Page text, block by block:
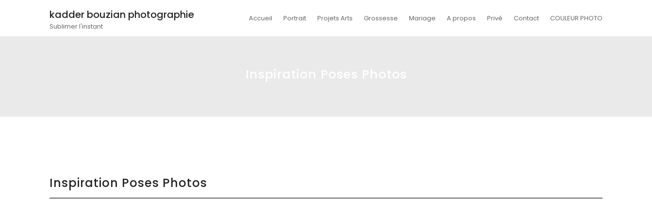
kadder bouzian photographie
Sublimer l'instant
Accueil Portrait Projets Arts Grossesse Mariage A propos Privé Contact COULEUR PHOTO
Inspiration Poses Photos